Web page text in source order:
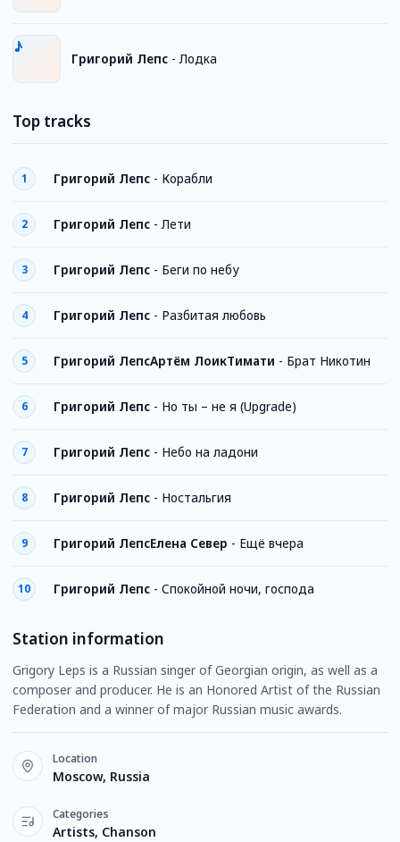
Григорий Лепс - Лодка
Top tracks
1 Григорий Лепс - Корабли
2 Григорий Лепс - Лети
3 Григорий Лепс - Беги по небу
4 Григорий Лепс - Разбитая любовь
5 Григорий ЛепсАртём ЛоикТимати - Брат Никотин
6 Григорий Лепс - Но ты – не я (Upgrade)
7 Григорий Лепс - Небо на ладони
8 Григорий Лепс - Ностальгия
9 Григорий ЛепсЕлена Север - Ещё вчера
10 Григорий Лепс - Спокойной ночи, господа
Station information
Grigory Leps is a Russian singer of Georgian origin, as well as a
composer and producer. He is an Honored Artist of the Russian
Federation and a winner of major Russian music awards.
Location
Moscow, Russia
Categories
Artists, Chanson